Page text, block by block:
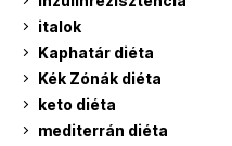
italok
Kaphatár diéta
Kék Zónák diéta
keto diéta
mediterrán diéta